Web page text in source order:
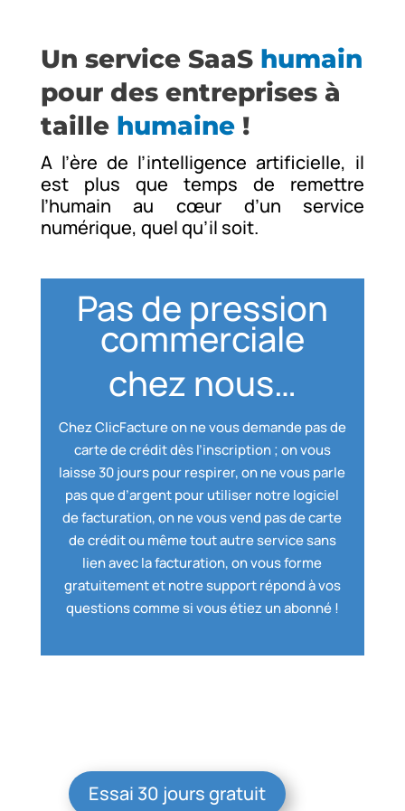
Un service SaaS humain
pour des entreprises à
taillehumaine!
A l’ère de l’intelligence artificielle, il
est plus que temps de remettre
l’humain au cœur d’un service
numérique, quel qu’il soit.
Pas de pression
commerciale
chez nous…
Chez ClicFacture on ne vous demande pas de
carte de crédit dès l’inscription ; on vous
laisse 30 jours pour respirer, on ne vous parle
pas que d’argent pour utiliser notre logiciel
de facturation, on ne vous vend pas de carte
de crédit ou même tout autre service sans
lien avec la facturation, on vous forme
gratuitement et notre support répond à vos
questions comme si vous étiez un abonné !
Essai 30 jours gratuit